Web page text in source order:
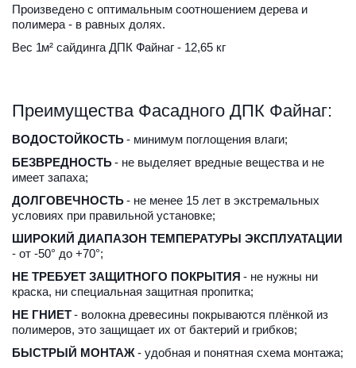
Произведено с оптимальным соотношением дерева и
полимера - в равных долях.
Вес 1м² сайдинга ДПК Файнаг - 12,65 кг
Преимущества Фасадного ДПК Файнаг:
ВОДОСТОЙКОСТЬ - минимум поглощения влаги;
БЕЗВРЕДНОСТЬ - не выделяет вредные вещества и не
имеет запаха;
ДОЛГОВЕЧНОСТЬ - не менее 15 лет в экстремальных
условиях при правильной установке;
ШИРОКИЙ ДИАПАЗОН ТЕМПЕРАТУРЫ ЭКСПЛУАТАЦИИ
- от -50° до +70°;
НЕ ТРЕБУЕТ ЗАЩИТНОГО ПОКРЫТИЯ - не нужны ни
краска, ни специальная защитная пропитка;
НЕ ГНИЕТ - волокна древесины покрываются плёнкой из
полимеров, это защищает их от бактерий и грибков;
БЫСТРЫЙ МОНТАЖ - удобная и понятная схема монтажа;